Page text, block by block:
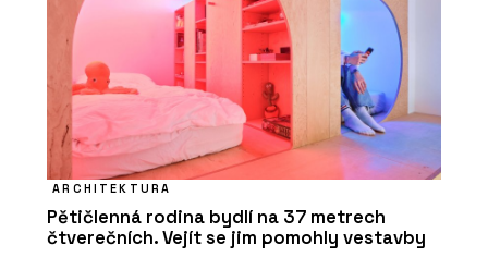
ARCHITEKTURA
Pětičlenná rodina bydlí na 37 metrech
čtverečních. Vejít se jim pomohly vestavby